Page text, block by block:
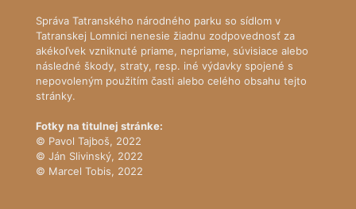
Správa Tatranského národného parku so sídlom v
Tatranskej Lomnici nenesie žiadnu zodpovednosť za
akékoľvek vzniknuté priame, nepriame, súvisiace alebo
následné škody, straty, resp. iné výdavky spojené s
nepovoleným použitím časti alebo celého obsahu tejto
stránky.
Fotky na titulnej stránke:
© Pavol Tajboš, 2022
© Ján Slivinský, 2022
© Marcel Tobis, 2022